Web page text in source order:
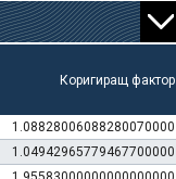
Коригиращ фактор
1.08828006088280070000
1.04942965779467700000